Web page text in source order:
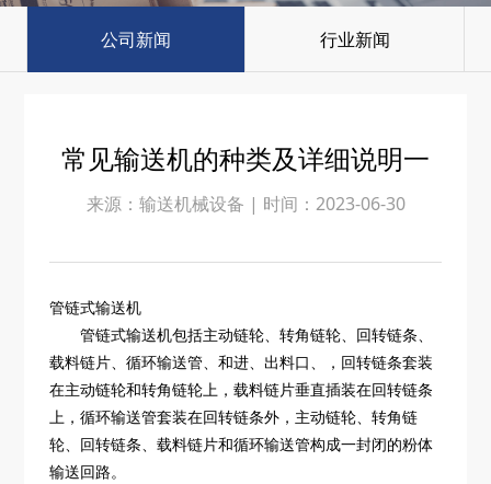
公司新闻 行业新闻
常见输送机的种类及详细说明一
来源：输送机械设备 | 时间：2023-06-30
管链式输送机
 管链式输送机包括主动链轮、转角链轮、回转链条、
载料链片、循环输送管、和进、出料口、，回转链条套装
在主动链轮和转角链轮上，载料链片垂直插装在回转链条
上，循环输送管套装在回转链条外，主动链轮、转角链
轮、回转链条、载料链片和循环输送管构成一封闭的粉体
输送回路。